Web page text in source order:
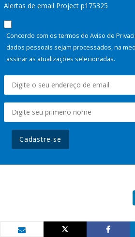
Alertas de email Project p175325
Concordo com os termos do Aviso de
dados pessoais sejam processados, na
assinar as atualizações selecionadas.
Cadastre-se